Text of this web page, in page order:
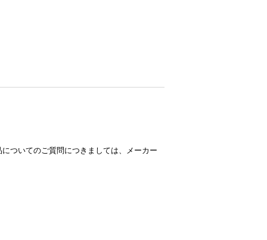
ついてのご質問につきましては、メーカー